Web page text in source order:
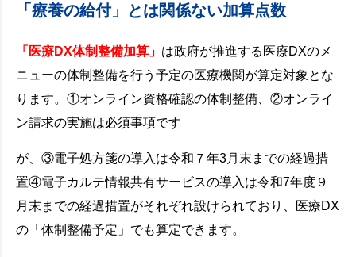
「療養の給付」とは関係ない加算点数
「医療DX体制整備加算」 は政府が推進する医療DXのメ
ニューの体制整備を行う予定の医療機関が算定対象とな
ります。①オンライン資格確認の体制整備、②オンライ
ン請求の実施は必須事項です
が、③電子処方箋の導入は令和７年3月末までの経過措
置④電子カルテ情報共有サービスの導入は令和7年度９
月末までの経過措置がそれぞれ設けられており、医療DX
の「体制整備予定」でも算定できます。